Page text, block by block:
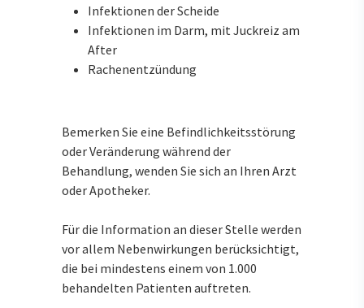
Infektionen der Scheide
Infektionen im Darm, mit Juckreiz am
After
Rachenentzündung
Bemerken Sie eine Befindlichkeitsstörung
oder Veränderung während der
Behandlung, wenden Sie sich an Ihren Arzt
oder Apotheker.
Für die Information an dieser Stelle werden
vor allem Nebenwirkungen berücksichtigt,
die bei mindestens einem von 1.000
behandelten Patienten auftreten.